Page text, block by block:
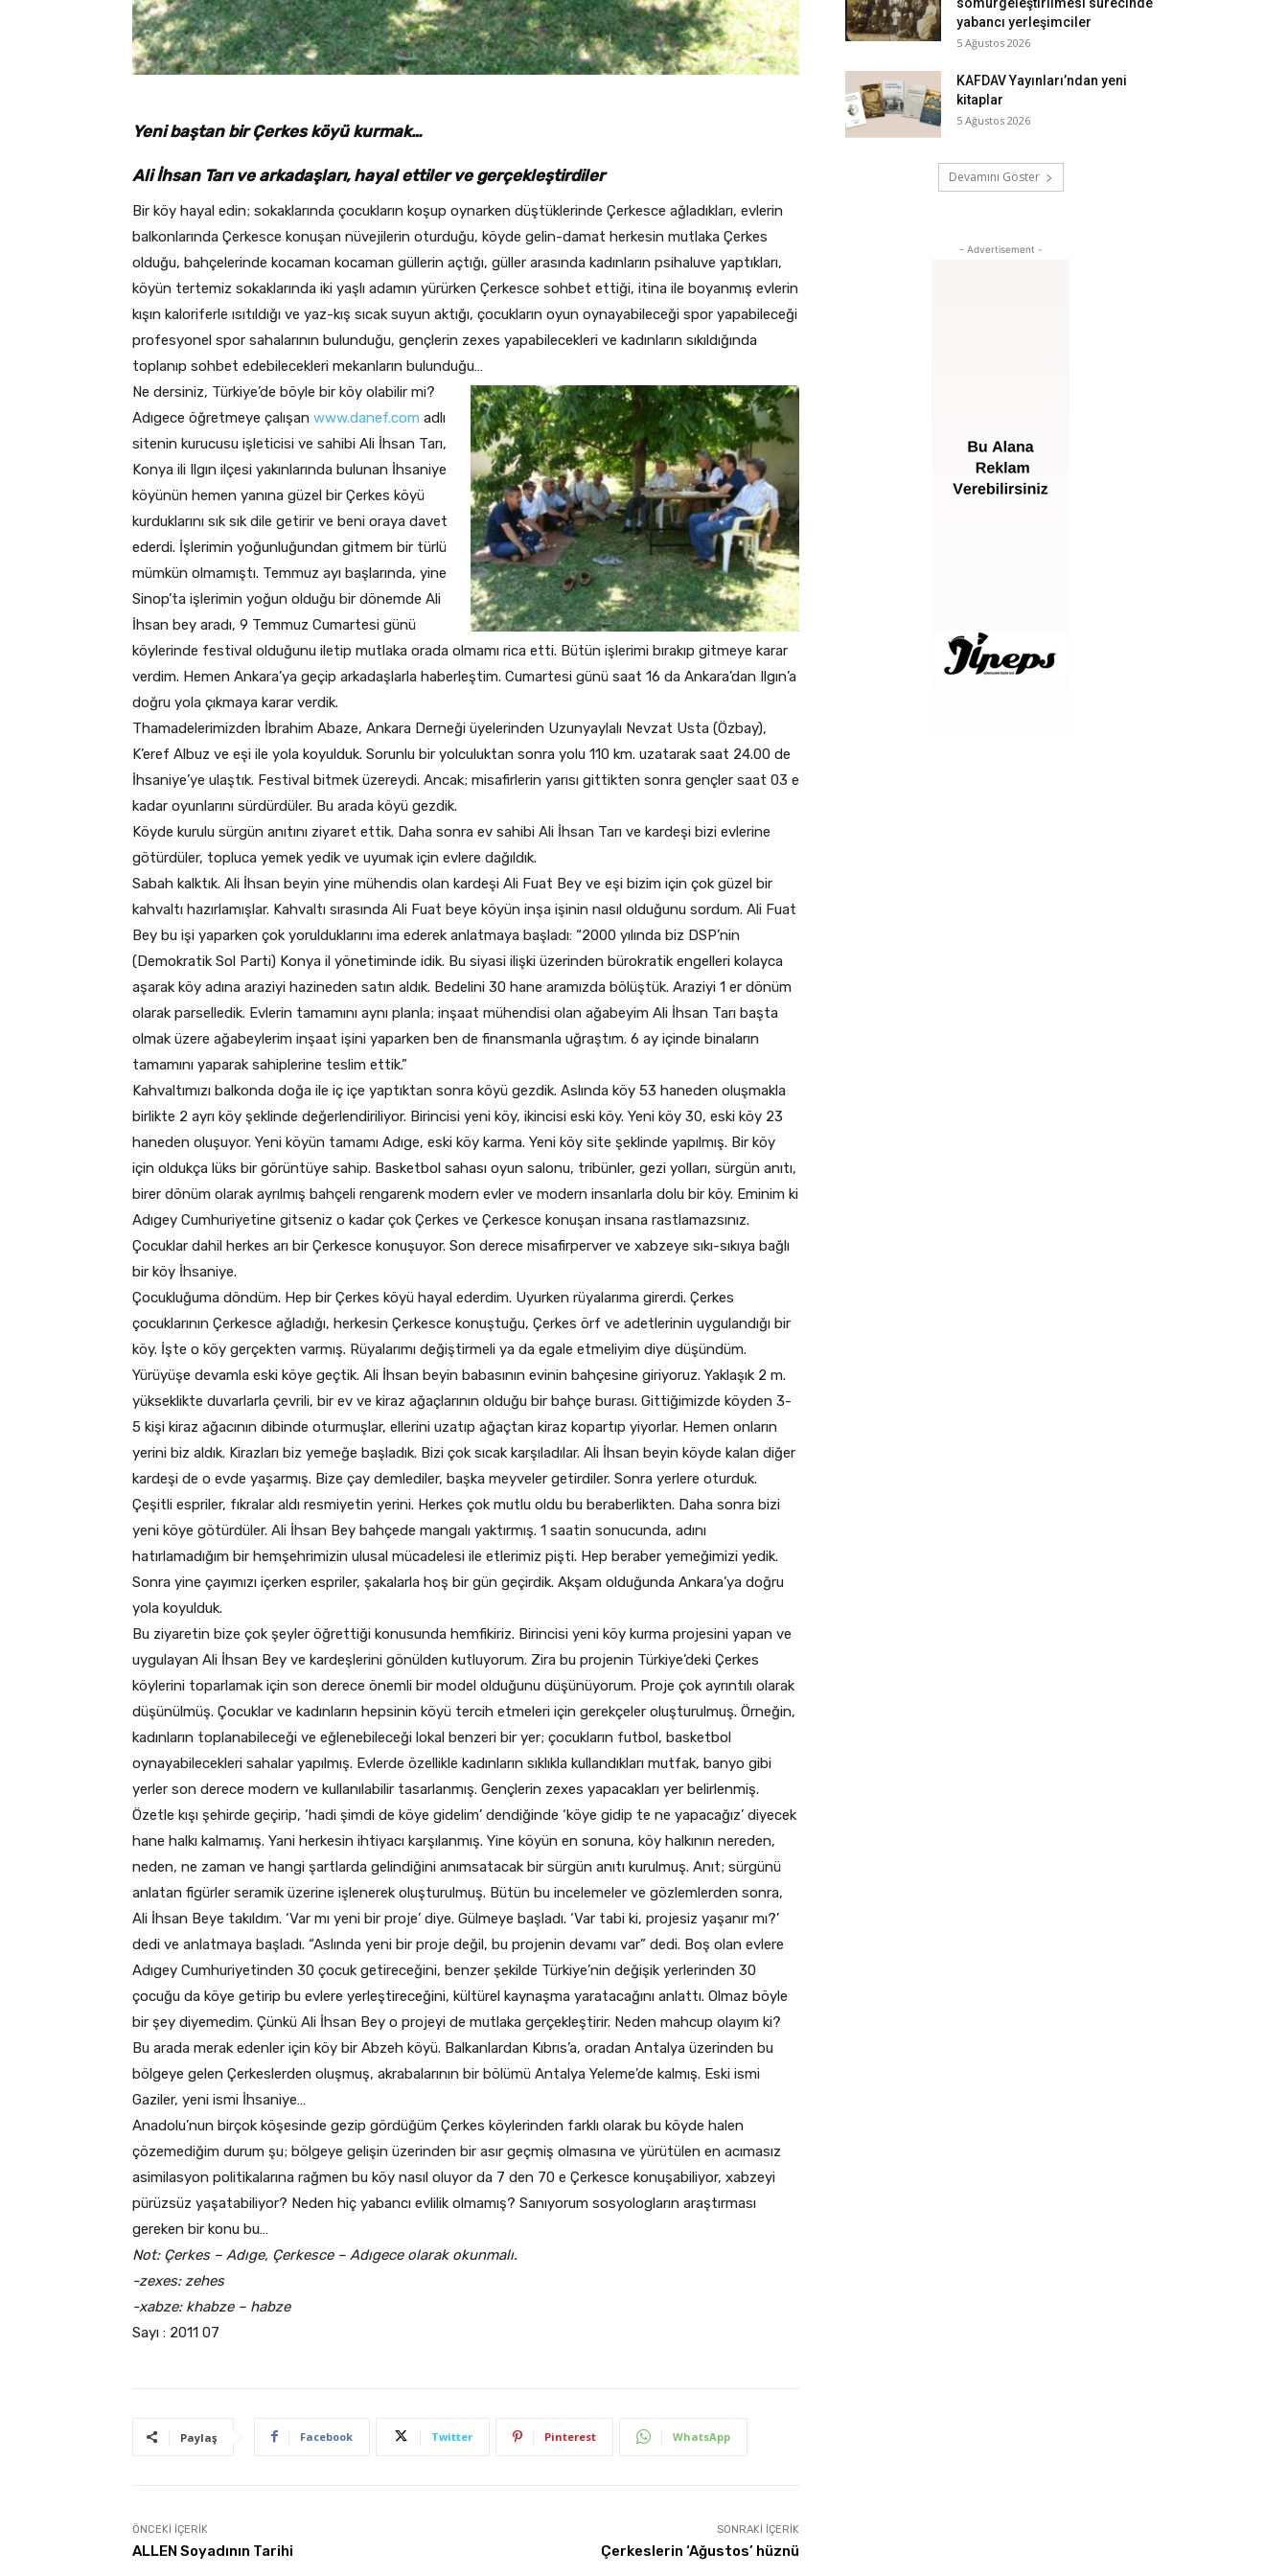
Yeni baştan bir Çerkes köyü kurmak…
Ali İhsan Tarı ve arkadaşları, hayal ettiler ve gerçekleştirdiler
Bir köy hayal edin; sokaklarında çocukların koşup oynarken düştüklerinde Çerkesce ağladıkları, evlerin
balkonlarında Çerkesce konuşan nüvejilerin oturduğu, köyde gelin-damat herkesin mutlaka Çerkes
olduğu, bahçelerinde kocaman kocaman güllerin açtığı, güller arasında kadınların psihaluve yaptıkları,
köyün tertemiz sokaklarında iki yaşlı adamın yürürken Çerkesce sohbet ettiği, itina ile boyanmış evlerin
kışın kaloriferle ısıtıldığı ve yaz-kış sıcak suyun aktığı, çocukların oyun oynayabileceği spor yapabileceği
profesyonel spor sahalarının bulunduğu, gençlerin zexes yapabilecekleri ve kadınların sıkıldığında
toplanıp sohbet edebilecekleri mekanların bulunduğu…
Ne dersiniz, Türkiye’de böyle bir köy olabilir mi?
Adıgece öğretmeye çalışan www.danef.com adlı
sitenin kurucusu işleticisi ve sahibi Ali İhsan Tarı,
Konya ili Ilgın ilçesi yakınlarında bulunan İhsaniye
köyünün hemen yanına güzel bir Çerkes köyü
kurduklarını sık sık dile getirir ve beni oraya davet
ederdi. İşlerimin yoğunluğundan gitmem bir türlü
mümkün olmamıştı. Temmuz ayı başlarında, yine
Sinop’ta işlerimin yoğun olduğu bir dönemde Ali
İhsan bey aradı, 9 Temmuz Cumartesi günü
köylerinde festival olduğunu iletip mutlaka orada olmamı rica etti. Bütün işlerimi bırakıp gitmeye karar
verdim. Hemen Ankara’ya geçip arkadaşlarla haberleştim. Cumartesi günü saat 16 da Ankara’dan Ilgın’a
doğru yola çıkmaya karar verdik.
Thamadelerimizden İbrahim Abaze, Ankara Derneği üyelerinden Uzunyaylalı Nevzat Usta (Özbay),
K’eref Albuz ve eşi ile yola koyulduk. Sorunlu bir yolculuktan sonra yolu 110 km. uzatarak saat 24.00 de
İhsaniye’ye ulaştık. Festival bitmek üzereydi. Ancak; misafirlerin yarısı gittikten sonra gençler saat 03 e
kadar oyunlarını sürdürdüler. Bu arada köyü gezdik.
Köyde kurulu sürgün anıtını ziyaret ettik. Daha sonra ev sahibi Ali İhsan Tarı ve kardeşi bizi evlerine
götürdüler, topluca yemek yedik ve uyumak için evlere dağıldık.
Sabah kalktık. Ali İhsan beyin yine mühendis olan kardeşi Ali Fuat Bey ve eşi bizim için çok güzel bir
kahvaltı hazırlamışlar. Kahvaltı sırasında Ali Fuat beye köyün inşa işinin nasıl olduğunu sordum. Ali Fuat
Bey bu işi yaparken çok yorulduklarını ima ederek anlatmaya başladı: “2000 yılında biz DSP’nin
(Demokratik Sol Parti) Konya il yönetiminde idik. Bu siyasi ilişki üzerinden bürokratik engelleri kolayca
aşarak köy adına araziyi hazineden satın aldık. Bedelini 30 hane aramızda bölüştük. Araziyi 1 er dönüm
olarak parselledik. Evlerin tamamını aynı planla; inşaat mühendisi olan ağabeyim Ali İhsan Tarı başta
olmak üzere ağabeylerim inşaat işini yaparken ben de finansmanla uğraştım. 6 ay içinde binaların
tamamını yaparak sahiplerine teslim ettik.”
Kahvaltımızı balkonda doğa ile iç içe yaptıktan sonra köyü gezdik. Aslında köy 53 haneden oluşmakla
birlikte 2 ayrı köy şeklinde değerlendiriliyor. Birincisi yeni köy, ikincisi eski köy. Yeni köy 30, eski köy 23
haneden oluşuyor. Yeni köyün tamamı Adıge, eski köy karma. Yeni köy site şeklinde yapılmış. Bir köy
için oldukça lüks bir görüntüye sahip. Basketbol sahası oyun salonu, tribünler, gezi yolları, sürgün anıtı,
birer dönüm olarak ayrılmış bahçeli rengarenk modern evler ve modern insanlarla dolu bir köy. Eminim ki
Adıgey Cumhuriyetine gitseniz o kadar çok Çerkes ve Çerkesce konuşan insana rastlamazsınız.
Çocuklar dahil herkes arı bir Çerkesce konuşuyor. Son derece misafirperver ve xabzeye sıkı-sıkıya bağlı
bir köy İhsaniye.
Çocukluğuma döndüm. Hep bir Çerkes köyü hayal ederdim. Uyurken rüyalarıma girerdi. Çerkes
çocuklarının Çerkesce ağladığı, herkesin Çerkesce konuştuğu, Çerkes örf ve adetlerinin uygulandığı bir
köy. İşte o köy gerçekten varmış. Rüyalarımı değiştirmeli ya da egale etmeliyim diye düşündüm.
Yürüyüşe devamla eski köye geçtik. Ali İhsan beyin babasının evinin bahçesine giriyoruz. Yaklaşık 2 m.
yükseklikte duvarlarla çevrili, bir ev ve kiraz ağaçlarının olduğu bir bahçe burası. Gittiğimizde köyden 3-
5 kişi kiraz ağacının dibinde oturmuşlar, ellerini uzatıp ağaçtan kiraz kopartıp yiyorlar. Hemen onların
yerini biz aldık. Kirazları biz yemeğe başladık. Bizi çok sıcak karşıladılar. Ali İhsan beyin köyde kalan diğer
kardeşi de o evde yaşarmış. Bize çay demlediler, başka meyveler getirdiler. Sonra yerlere oturduk.
Çeşitli espriler, fıkralar aldı resmiyetin yerini. Herkes çok mutlu oldu bu beraberlikten. Daha sonra bizi
yeni köye götürdüler. Ali İhsan Bey bahçede mangalı yaktırmış. 1 saatin sonucunda, adını
hatırlamadığım bir hemşehrimizin ulusal mücadelesi ile etlerimiz pişti. Hep beraber yemeğimizi yedik.
Sonra yine çayımızı içerken espriler, şakalarla hoş bir gün geçirdik. Akşam olduğunda Ankara’ya doğru
yola koyulduk.
Bu ziyaretin bize çok şeyler öğrettiği konusunda hemfikiriz. Birincisi yeni köy kurma projesini yapan ve
uygulayan Ali İhsan Bey ve kardeşlerini gönülden kutluyorum. Zira bu projenin Türkiye’deki Çerkes
köylerini toparlamak için son derece önemli bir model olduğunu düşünüyorum. Proje çok ayrıntılı olarak
düşünülmüş. Çocuklar ve kadınların hepsinin köyü tercih etmeleri için gerekçeler oluşturulmuş. Örneğin,
kadınların toplanabileceği ve eğlenebileceği lokal benzeri bir yer; çocukların futbol, basketbol
oynayabilecekleri sahalar yapılmış. Evlerde özellikle kadınların sıklıkla kullandıkları mutfak, banyo gibi
yerler son derece modern ve kullanılabilir tasarlanmış. Gençlerin zexes yapacakları yer belirlenmiş.
Özetle kışı şehirde geçirip, ‘hadi şimdi de köye gidelim’ dendiğinde ‘köye gidip te ne yapacağız’ diyecek
hane halkı kalmamış. Yani herkesin ihtiyacı karşılanmış. Yine köyün en sonuna, köy halkının nereden,
neden, ne zaman ve hangi şartlarda gelindiğini anımsatacak bir sürgün anıtı kurulmuş. Anıt; sürgünü
anlatan figürler seramik üzerine işlenerek oluşturulmuş. Bütün bu incelemeler ve gözlemlerden sonra,
Ali İhsan Beye takıldım. ‘Var mı yeni bir proje’ diye. Gülmeye başladı. ‘Var tabi ki, projesiz yaşanır mı?’
dedi ve anlatmaya başladı. “Aslında yeni bir proje değil, bu projenin devamı var” dedi. Boş olan evlere
Adıgey Cumhuriyetinden 30 çocuk getireceğini, benzer şekilde Türkiye’nin değişik yerlerinden 30
çocuğu da köye getirip bu evlere yerleştireceğini, kültürel kaynaşma yaratacağını anlattı. Olmaz böyle
bir şey diyemedim. Çünkü Ali İhsan Bey o projeyi de mutlaka gerçekleştirir. Neden mahcup olayım ki?
Bu arada merak edenler için köy bir Abzeh köyü. Balkanlardan Kıbrıs’a, oradan Antalya üzerinden bu
bölgeye gelen Çerkeslerden oluşmuş, akrabalarının bir bölümü Antalya Yeleme’de kalmış. Eski ismi
Gaziler, yeni ismi İhsaniye…
Anadolu’nun birçok köşesinde gezip gördüğüm Çerkes köylerinden farklı olarak bu köyde halen
çözemediğim durum şu; bölgeye gelişin üzerinden bir asır geçmiş olmasına ve yürütülen en acımasız
asimilasyon politikalarına rağmen bu köy nasıl oluyor da 7 den 70 e Çerkesce konuşabiliyor, xabzeyi
pürüzsüz yaşatabiliyor? Neden hiç yabancı evlilik olmamış? Sanıyorum sosyologların araştırması
gereken bir konu bu…
Not: Çerkes – Adıge, Çerkesce – Adıgece olarak okunmalı.
-zexes: zehes
-xabze: khabze – habze
Sayı : 2011 07
Paylaş Facebook Twitter Pinterest WhatsApp
ÖNCEKI İÇERIK
ALLEN Soyadının Tarihi
SONRAKI İÇERIK
Çerkeslerin ‘Ağustos’ hüznü
yabancı yerleşimciler
5 Ağustos 2026
KAFDAV Yayınları’ndan yeni
kitaplar
5 Ağustos 2026
Devamını Göster
- Advertisement -